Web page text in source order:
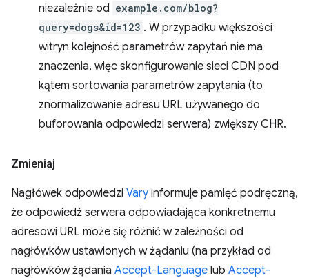
niezależnie od example.com/blog?
query=dogs&id=123 . W przypadku większości
witryn kolejność parametrów zapytań nie ma
znaczenia, więc skonfigurowanie sieci CDN pod
kątem sortowania parametrów zapytania (to
znormalizowanie adresu URL używanego do
buforowania odpowiedzi serwera) zwiększy CHR.
Zmieniaj
Nagłówek odpowiedzi Vary informuje pamięć podręczną,
że odpowiedź serwera odpowiadająca konkretnemu
adresowi URL może się różnić w zależności od
nagłówków ustawionych w żądaniu (na przykład od
nagłówków żądania Accept-Language lub Accept-